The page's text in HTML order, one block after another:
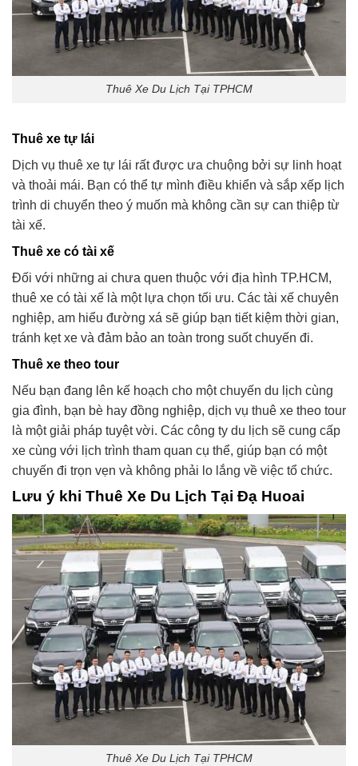
Thuê Xe Du Lịch Tại TPHCM
Thuê xe tự lái
Dịch vụ thuê xe tự lái rất được ưa chuộng bởi sự linh hoạt
và thoải mái. Bạn có thể tự mình điều khiển và sắp xếp lịch
trình di chuyển theo ý muốn mà không cần sự can thiệp từ
tài xế.
Thuê xe có tài xế
Đối với những ai chưa quen thuộc với địa hình TP.HCM,
thuê xe có tài xế là một lựa chọn tối ưu. Các tài xế chuyên
nghiệp, am hiểu đường xá sẽ giúp bạn tiết kiệm thời gian,
tránh kẹt xe và đảm bảo an toàn trong suốt chuyến đi.
Thuê xe theo tour
Nếu bạn đang lên kế hoạch cho một chuyến du lịch cùng
gia đình, bạn bè hay đồng nghiệp, dịch vụ thuê xe theo tour
là một giải pháp tuyệt vời. Các công ty du lịch sẽ cung cấp
xe cùng với lịch trình tham quan cụ thể, giúp bạn có một
chuyến đi trọn vẹn và không phải lo lắng về việc tổ chức.
Lưu ý khi Thuê Xe Du Lịch Tại Đạ Huoai
Thuê Xe Du Lịch Tại TPHCM